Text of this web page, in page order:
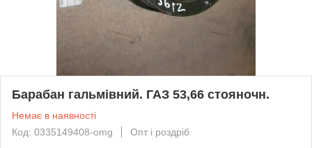
Барабан гальмівний. ГАЗ 53,66 стояночн.
Немає в наявності
Код: 0335149408-omg
Опт і роздріб